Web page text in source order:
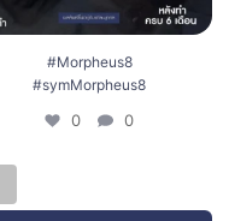
#Morpheus8
#symMorpheus8
0 0